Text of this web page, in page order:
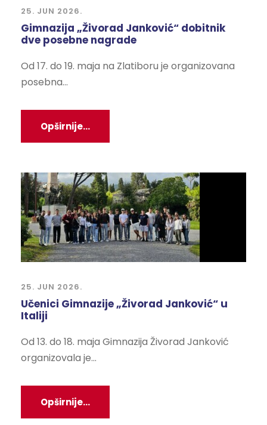
25. JUN 2026.
Gimnazija „Živorad Janković“ dobitnik
dve posebne nagrade
Od 17. do 19. maja na Zlatiboru je organizovana
posebna...
Opširnije...
25. JUN 2026.
Učenici Gimnazije „Živorad Janković“ u
Italiji
Od 13. do 18. maja Gimnazija Živorad Janković
organizovala je...
Opširnije...